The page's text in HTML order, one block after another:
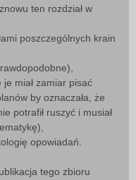
ten rozdział w
poszczególnych krain
miał zamiar pisać
by oznaczała, że
potrafił ruszyć i musiał
opowiadań.
tego zbioru